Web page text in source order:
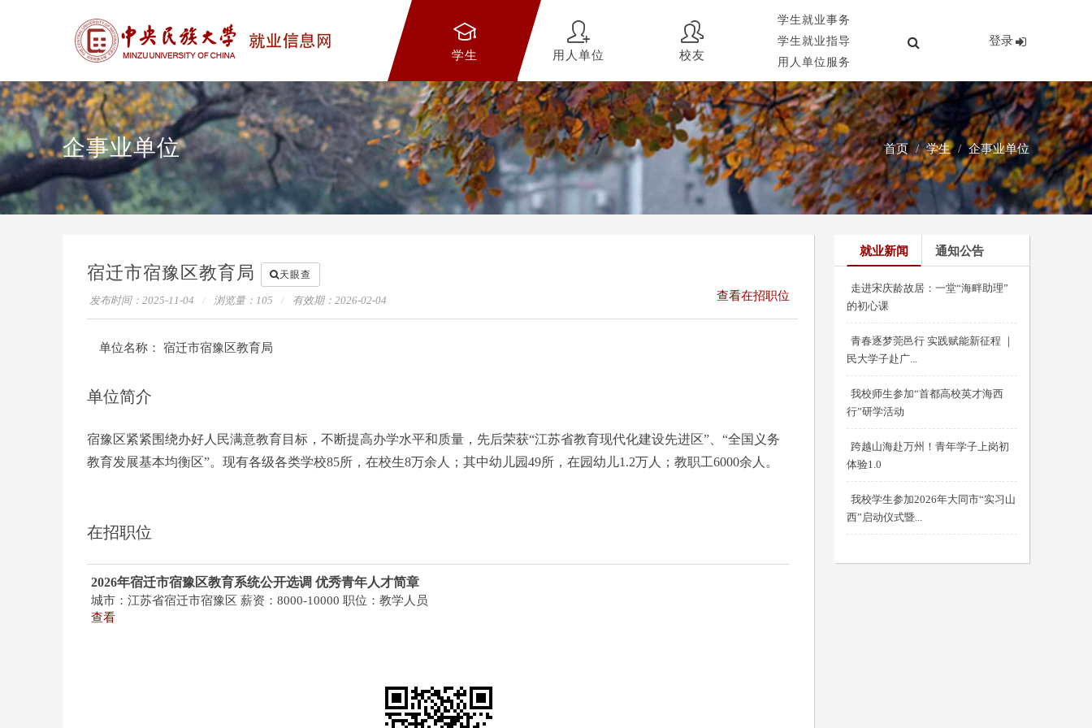
学生 用人单位 校友
学生就业事务
学生就业指导
用人单位服务
登录
企事业单位 首页 学生 企事业单位
宿迁市宿豫区教育局 天眼查
查看在招职位
发布时间：2025-11-04 浏览量： 105 有效期： 2026-02-04
单位名称： 宿迁市宿豫区教育局
单位简介
宿豫区紧紧围绕办好人民满意教育目标，不断提高办学水平和质量，先后荣获“江苏省教育现代化建设先进区”、“全国义务
教育发展基本均衡区”。现有各级各类学校85所，在校生8万余人；其中幼儿园49所，在园幼儿1.2万人；教职工6000余人。
在招职位
2026年宿迁市宿豫区教育系统公开选调 优秀青年人才简章
城市：江苏省宿迁市宿豫区 薪资：8000-10000 职位：教学人员
查看
就业新闻 通知公告
走进宋庆龄故居：一堂“海畔助理”
的初心课
青春逐梦莞邑行 实践赋能新征程 ｜
民大学子赴广...
我校师生参加“首都高校英才海西
行”研学活动
跨越山海赴万州！青年学子上岗初
体验1.0
我校学生参加2026年大同市“实习山
西”启动仪式暨...